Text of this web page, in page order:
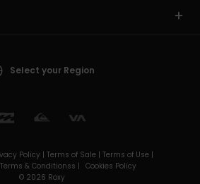
Select your Region
Policy | Terms of Sale | Terms of Use |
& Conditionss | Cookies Policy
© 2026 Roxy